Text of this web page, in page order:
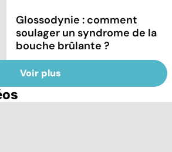
Glossodynie : comment
soulager un syndrome de la
bouche brûlante ?
Voir plus